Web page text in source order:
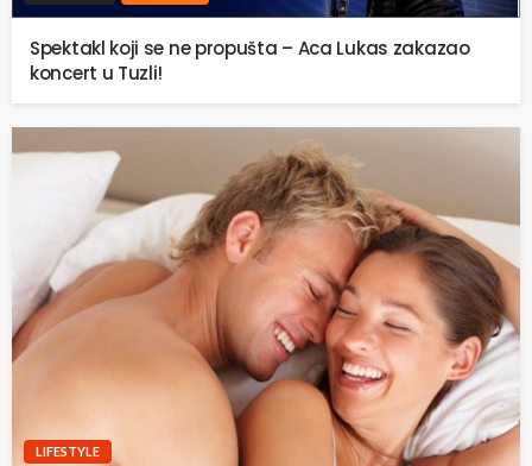
Spektakl koji se ne propušta – Aca Lukas zakazao
koncert u Tuzli!
LIFESTYLE